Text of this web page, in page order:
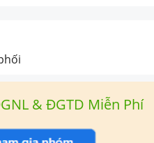
& ĐGTD Miễn Phí